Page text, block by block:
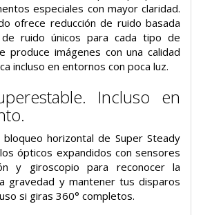
especiales con mayor claridad.
ofrece reducción de ruido basada
ruido únicos para cada tipo de
produce imágenes con una calidad
incluso en entornos con poca luz.
Incluso en
bloqueo horizontal de Super Steady
ópticos expandidos con sensores
y giroscopio para reconocer la
gravedad y mantener tus disparos
si giras 360° completos.